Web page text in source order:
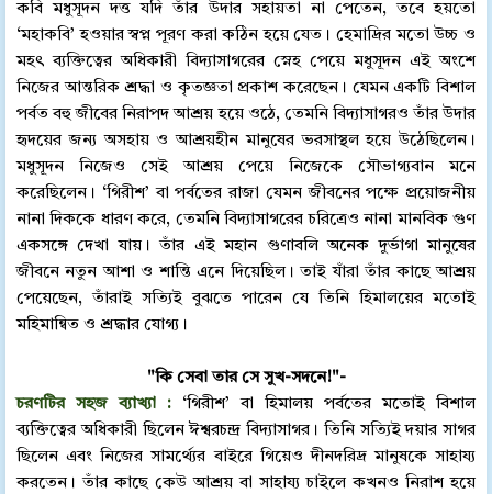
কবি মধুসূদন দত্ত যদি তাঁর উদার সহায়তা না পেতেন, তবে হয়তো
‘মহাকবি’ হওয়ার স্বপ্ন পূরণ করা কঠিন হয়ে যেত। হেমাদ্রির মতো উচ্চ ও
মহৎ ব্যক্তিত্বের অধিকারী বিদ্যাসাগরের স্নেহ পেয়ে মধুসূদন এই অংশে
নিজের আন্তরিক শ্রদ্ধা ও কৃতজ্ঞতা প্রকাশ করেছেন। যেমন একটি বিশাল
পর্বত বহু জীবের নিরাপদ আশ্রয় হয়ে ওঠে, তেমনি বিদ্যাসাগরও তাঁর উদার
হৃদয়ের জন্য অসহায় ও আশ্রয়হীন মানুষের ভরসাস্থল হয়ে উঠেছিলেন।
মধুসূদন নিজেও সেই আশ্রয় পেয়ে নিজেকে সৌভাগ্যবান মনে
করেছিলেন। ‘গিরীশ’ বা পর্বতের রাজা যেমন জীবনের পক্ষে প্রয়োজনীয়
নানা দিককে ধারণ করে, তেমনি বিদ্যাসাগরের চরিত্রেও নানা মানবিক গুণ
একসঙ্গে দেখা যায়। তাঁর এই মহান গুণাবলি অনেক দুর্ভাগা মানুষের
জীবনে নতুন আশা ও শান্তি এনে দিয়েছিল। তাই যাঁরা তাঁর কাছে আশ্রয়
পেয়েছেন, তাঁরাই সত্যিই বুঝতে পারেন যে তিনি হিমালয়ের মতোই
মহিমান্বিত ও শ্রদ্ধার যোগ্য।
"কি সেবা তার সে সুখ-সদনে!"-
চরণটির সহজ ব্যাখ্যা : ‘গিরীশ’ বা হিমালয় পর্বতের মতোই বিশাল
ব্যক্তিত্বের অধিকারী ছিলেন ঈশ্বরচন্দ্র বিদ্যাসাগর। তিনি সত্যিই দয়ার সাগর
ছিলেন এবং নিজের সামর্থ্যের বাইরে গিয়েও দীনদরিদ্র মানুষকে সাহায্য
করতেন। তাঁর কাছে কেউ আশ্রয় বা সাহায্য চাইলে কখনও নিরাশ হয়ে